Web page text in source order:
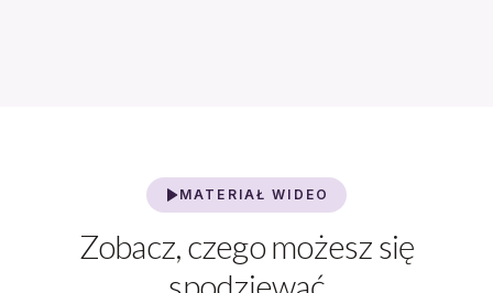
MATERIAŁ WIDEO
Zobacz, czego możesz się